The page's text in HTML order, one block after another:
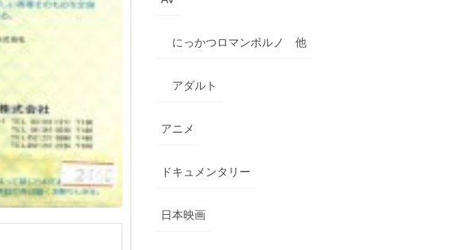
にっかつロマンポルノ 他
アダルト
アニメ
ドキュメンタリー
日本映画